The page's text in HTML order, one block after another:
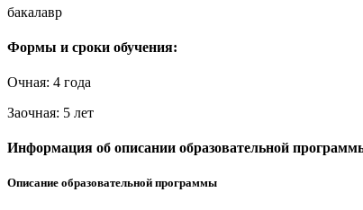
бакалавр
Формы и сроки обучения:
Очная: 4 года
Заочная: 5 лет
Информация об описании образовательной
Описание образовательной программы